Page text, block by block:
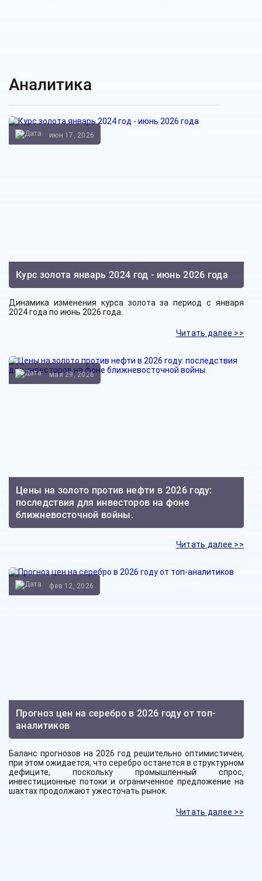
Аналитика
Курс золота январь 2024 год - июнь 2026 года
июн 17, 2026
Динамика изменения курса золота за период с января
2024 года по июнь 2026 года.
Читать далее >>
Цены на золото против нефти в 2026 году:
последствия для инвесторов на фоне
ближневосточной войны.
мая 29, 2026
Читать далее >>
Прогноз цен на серебро в 2026 году от топ-
аналитиков
фев 12, 2026
Баланс прогнозов на 2026 год решительно оптимистичен,
при этом ожидается, что серебро останется в структурном
дефиците, поскольку промышленный спрос,
инвестиционные потоки и ограниченное предложение на
шахтах продолжают ужесточать рынок.
Читать далее >>